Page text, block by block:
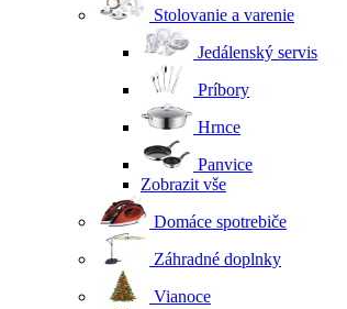
Stolovanie a varenie
Jedálenský servis
Príbory
Hrnce
Panvice
Zobrazit vše
Domáce spotrebiče
Záhradné doplnky
Vianoce